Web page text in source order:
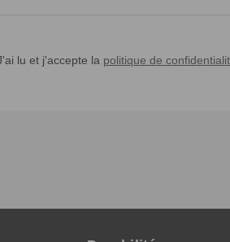
lu et j'accepte la politique de